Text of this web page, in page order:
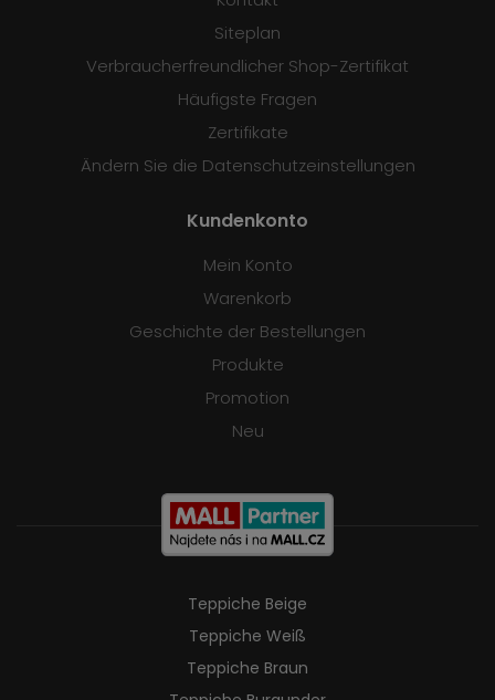
Siteplan
Verbraucherfreundlicher Shop-Zertifikat
Häufigste Fragen
Zertifikate
Ändern Sie die Datenschutzeinstellungen
Kundenkonto
Mein Konto
Warenkorb
Geschichte der Bestellungen
Produkte
Promotion
Neu
Teppiche Beige
Teppiche Weiß
Teppiche Braun